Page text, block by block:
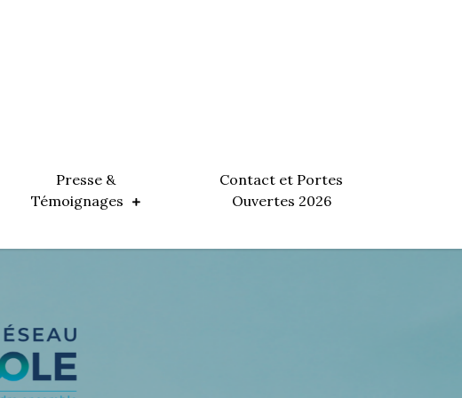
Presse &
Témoignages
Contact et Portes
Ouvertes 2026